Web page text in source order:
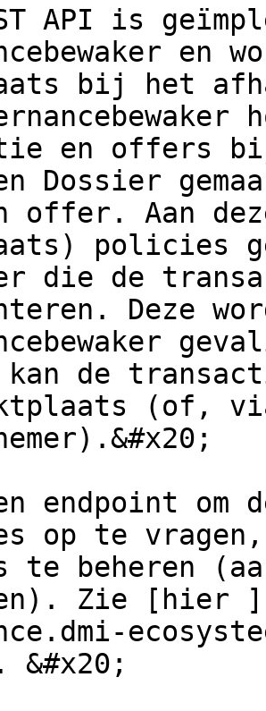
API is
en
bij het
en offers
Dossier
offer. Aan
policies
die de
Deze
de
(of,
endpoint om
op te
te beheren
Zie [hier